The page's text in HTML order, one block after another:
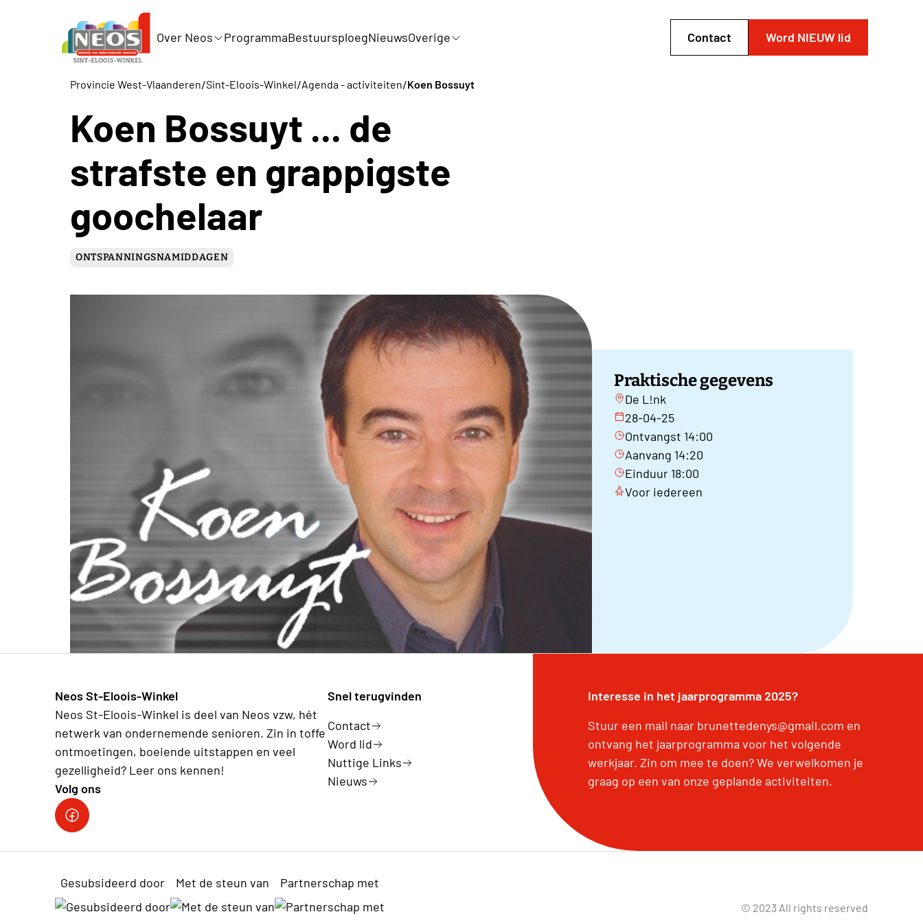
Over Neos ProgrammaBestuursploegNieuwsOverige Contact Word NIEUW lid
Provincie West-Vlaanderen/Sint-Eloois-Winkel/Agenda - activiteiten/Koen Bossuyt
Koen Bossuyt ... de
strafste en grappigste
goochelaar
ONTSPANNINGSNAMIDDAGEN
Praktische gegevens
De L!nk
28-04-25
Ontvangst 14:00
Aanvang 14:20
Einduur 18:00
Voor iedereen
Neos St-Eloois-Winkel
Neos St-Eloois-Winkel is deel van Neos vzw, hét
netwerk van ondernemende senioren. Zin in toffe
ontmoetingen, boeiende uitstappen en veel
gezelligheid? Leer ons kennen!
Volg ons
Snel terugvinden
Contact
Word lid
Nuttige Links
Nieuws
Interesse in het jaarprogramma 2025?
Stuur een mail naar brunettedenys@gmail.com en
ontvang het jaarprogramma voor het volgende
werkjaar. Zin om mee te doen? We verwelkomen je
graag op een van onze geplande activiteiten.
Gesubsideerd door Met de steun van Partnerschap met
© 2023 All rights reserved